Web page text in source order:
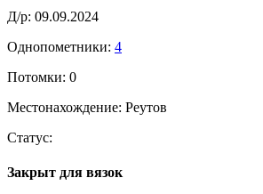
Д/р: 09.09.2024
Однопометники: 4
Потомки: 0
Местонахождение: Реутов
Статус:
Закрыт для вязок